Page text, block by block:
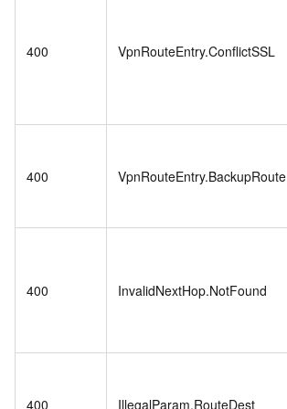
400 VpnRouteEntry.ConflictSSL
400 VpnRouteEntry.BackupRoute
400 InvalidNextHop.NotFound
400 IllegalParam.RouteDest